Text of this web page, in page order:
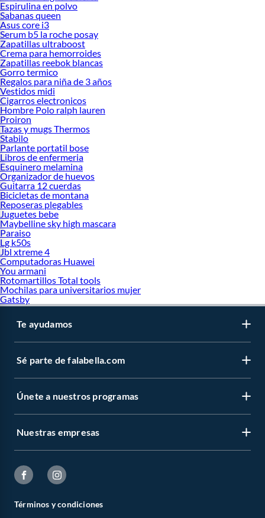
Espirulina en polvo
Sabanas queen
Asus core i3
Serum b5 la roche posay
Zapatillas ultraboost
Crema para hemorroides
Zapatillas reebok blancas
Gorro termico
Regalos para niña de 3 años
Vestidos midi
Cigarros electronicos
Hombre Polo ralph lauren
Proiron
Tazas y mugs Thermos
Stabilo
Parlante portatil bose
Libros de enfermeria
Esquinero melamina
Organizador de huevos
Guitarra 12 cuerdas
Bicicletas de montana
Reposeras plegables
Juguetes bebe
Maybelline sky high mascara
Paraiso
Lg k50s
Jbl xtreme 4
Computadoras Huawei
You armani
Rotomartillos Total tools
Mochilas para universitarios mujer
Gatsby
Te ayudamos
Sé parte de falabella.com
Únete a nuestros programas
Nuestras empresas
Términos y condiciones